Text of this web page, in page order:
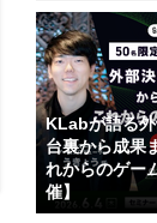
KLabが語る
台裏から成果
れからのゲー
催】